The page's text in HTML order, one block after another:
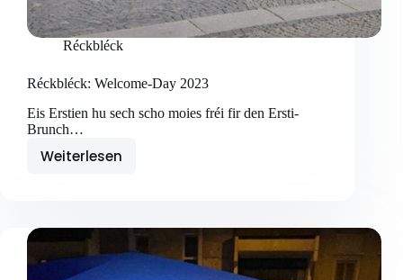
Réckbléck
Réckbléck: Welcome-Day 2023
Eis Erstien hu sech scho moies fréi fir den Ersti-
Brunch…
Weiterlesen
Réckbléck:
2023